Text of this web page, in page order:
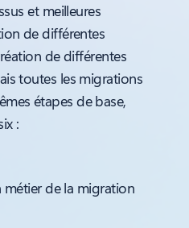
et meilleures
de différentes
de différentes
toutes les migrations
étapes de base,
:
métier de la migration